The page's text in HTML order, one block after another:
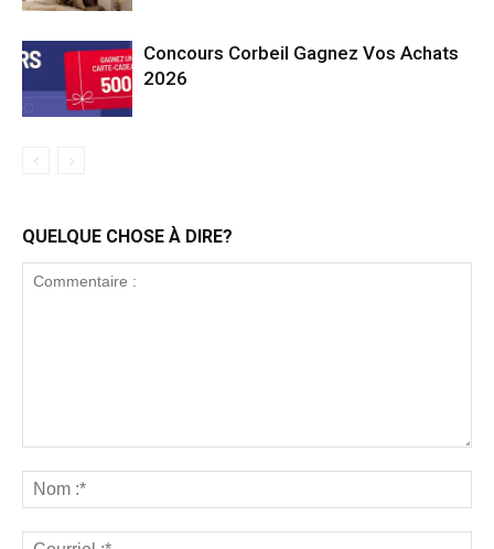
Concours Corbeil Gagnez Vos Achats
2026
QUELQUE CHOSE À DIRE?